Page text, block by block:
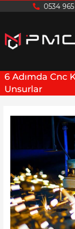
0534
6 Adımda Cnc
Unsurlar